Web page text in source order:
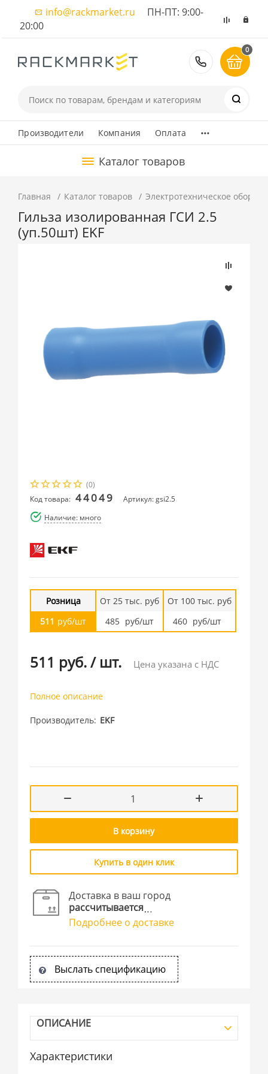
info@rackmarket.ru ПН-ПТ: 9:00-
20:00
8 (495)
0
Производители Компания Оплата ...
Каталог товаров
Главная Каталог товаров Электротехническое
Гильза изолированная ГСИ 2.5
(уп.50шт) EKF
(0)
Код товара: 44049
Артикул: gsi2.5
Наличие: много
Розница
511 руб/шт
От 25 тыс. руб
485 руб/шт
От 100 тыс. руб
460 руб/шт
511 руб./ шт. Цена указана с НДС
Полное описание
Производитель EKF
В корзину
Купить в один клик
Доставка в ваш город
рассчитывается
Подробнее о доставке
Выслать спецификацию
ОПИСАНИЕ
Характеристики